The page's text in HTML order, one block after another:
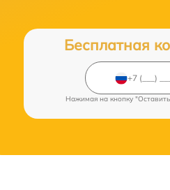
Бесплатная
Нажимая на кнопку